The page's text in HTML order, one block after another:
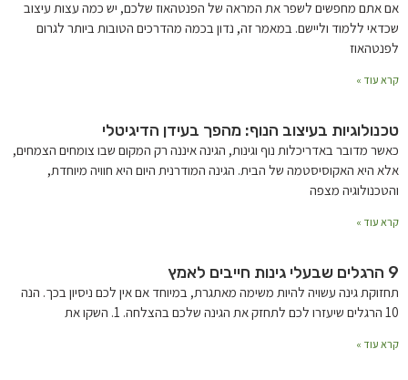
אם אתם מחפשים לשפר את המראה של הפנטהאוז שלכם, יש כמה עצות עיצוב
שכדאי ללמוד וליישם. במאמר זה, נדון בכמה מהדרכים הטובות ביותר לגרום
לפנטהאוז
קרא עוד »
טכנולוגיות בעיצוב הנוף: מהפך בעידן הדיגיטלי
כאשר מדובר באדריכלות נוף וגינות, הגינה איננה רק המקום שבו צומחים הצמחים,
אלא היא האקוסיסטמה של הבית. הגינה המודרנית היום היא חוויה מיוחדת,
והטכנולוגיה מצפה
קרא עוד »
9 הרגלים שבעלי גינות חייבים לאמץ
תחזוקת גינה עשויה להיות משימה מאתגרת, במיוחד אם אין לכם ניסיון בכך. הנה
10 הרגלים שיעזרו לכם לתחזק את הגינה שלכם בהצלחה. 1. השקו את
קרא עוד »